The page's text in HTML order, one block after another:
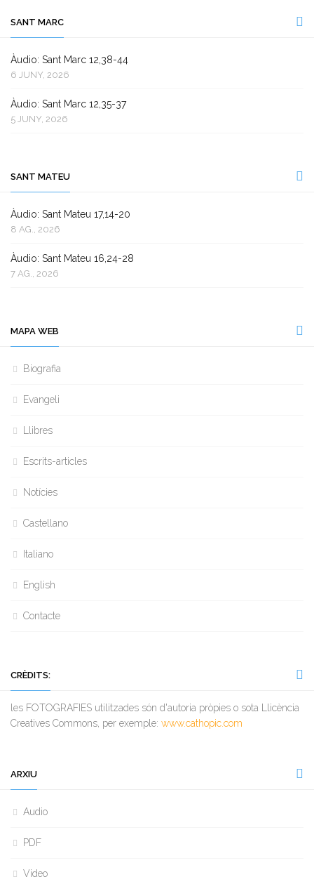
SANT MARC
Àudio: Sant Marc 12,38-44
6 JUNY, 2026
Àudio: Sant Marc 12,35-37
5 JUNY, 2026
SANT MATEU
Àudio: Sant Mateu 17,14-20
8 AG., 2026
Àudio: Sant Mateu 16,24-28
7 AG., 2026
MAPA WEB
Biografia
Evangeli
Llibres
Escrits-articles
Notícies
Castellano
Italiano
English
Contacte
CRÈDITS:
les FOTOGRAFIES utilitzades són d'autoria pròpies o sota Llicència
Creatives Commons, per exemple: www.cathopic.com
ARXIU
Audio
PDF
Video